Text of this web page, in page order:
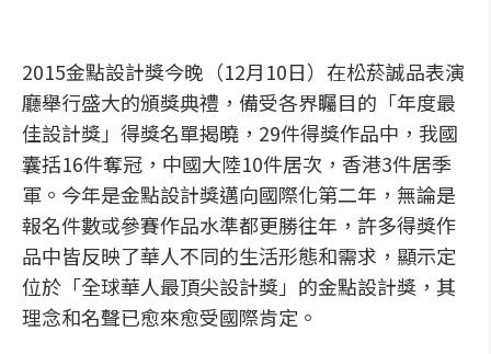
2015金點設計獎今晚（12月10日）在松菸誠品表演
廳舉行盛大的頒獎典禮，備受各界矚目的「年度最
佳設計獎」得獎名單揭曉，29件得獎作品中，我國
囊括16件奪冠，中國大陸10件居次，香港3件居季
軍。今年是金點設計獎邁向國際化第二年，無論是
報名件數或參賽作品水準都更勝往年，許多得獎作
品中皆反映了華人不同的生活形態和需求，顯示定
位於「全球華人最頂尖設計獎」的金點設計獎，其
理念和名聲已愈來愈受國際肯定。